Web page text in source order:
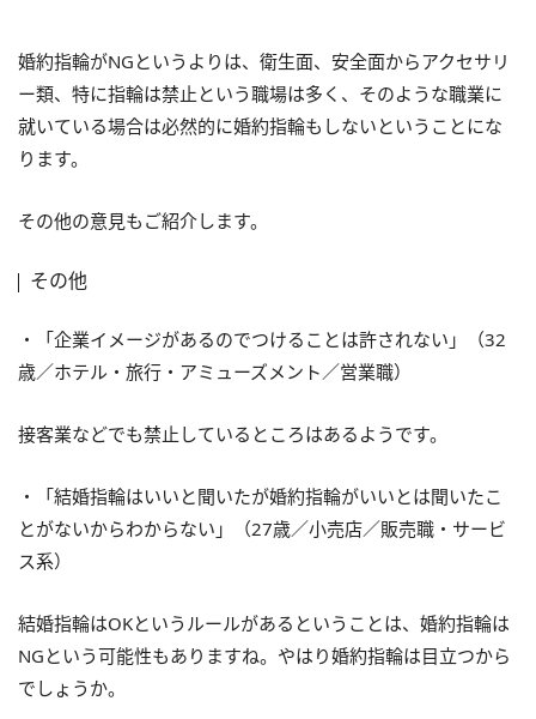
婚約指輪がNGというよりは、衛生面、安全面からアクセサリ
ー類、特に指輪は禁止という職場は多く、そのような職業に
就いている場合は必然的に婚約指輪もしないということにな
ります。
その他の意見もご紹介します。
その他
・「企業イメージがあるのでつけることは許されない」（32
歳／ホテル・旅行・アミューズメント／営業職）
接客業などでも禁止しているところはあるようです。
・「結婚指輪はいいと聞いたが婚約指輪がいいとは聞いたこ
とがないからわからない」（27歳／小売店／販売職・サービ
ス系）
結婚指輪はOKというルールがあるということは、婚約指輪は
NGという可能性もありますね。やはり婚約指輪は目立つから
でしょうか。